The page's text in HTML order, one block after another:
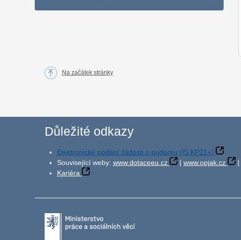
Na začátek stránky
Důležité odkazy
Elektronické podání žádosti o podporu (IS KP21+)
Související weby: www.dotaceeu.cz | www.opjak.cz |
Kariéra